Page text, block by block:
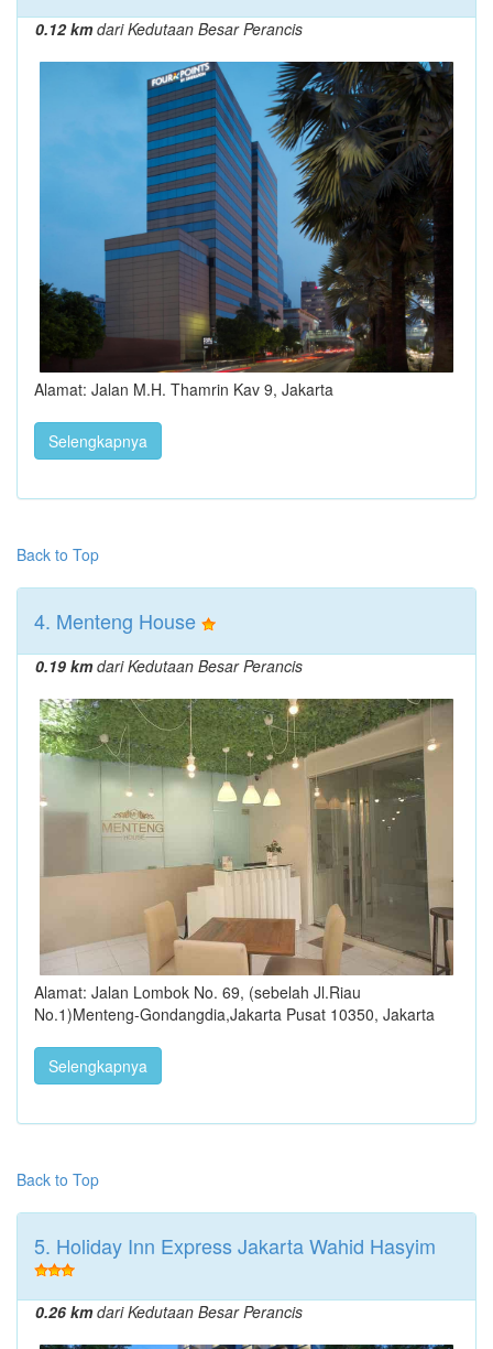
0.12 kmdari Kedutaan Besar Perancis
Alamat: Jalan M.H. Thamrin Kav 9, Jakarta
Selengkapnya
Back to Top
4. Menteng House
0.19 kmdari Kedutaan Besar Perancis
Alamat: Jalan Lombok No. 69, (sebelah Jl.Riau
No.1)Menteng-Gondangdia,Jakarta Pusat 10350, Jakarta
Selengkapnya
Back to Top
5. Holiday Inn Express Jakarta Wahid Hasyim
0.26 kmdari Kedutaan Besar Perancis